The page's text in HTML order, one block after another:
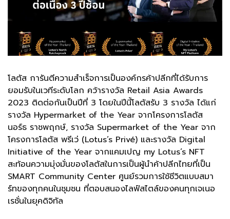
โลตัส การันตีความสำเร็จการเป็นองค์กรค้าปลีกที่ได้รับการ
ยอมรับในเวทีระดับโลก คว้ารางวัล Retail Asia Awards
2023 ติดต่อกันเป็นปีที่ 3 โดยในปีนี้โลตัสรับ 3 รางวัล ได้แก่
รางวัล Hypermarket of the Year จากโครงการโลตัส
นอร์ธ ราชพฤกษ์, รางวัล Supermarket of the Year จาก
โครงการโลตัส พรีเว่ (Lotus’s Privé) และรางวัล Digital
Initiative of the Year จากแคมเปญ my Lotus’s NFT
สะท้อนความมุ่งมั่นของโลตัสในการเป็นผู้นำค้าปลีกไทยที่เป็น
SMART Community Center ศูนย์รวมการใช้ชีวิตแบบสมา
ร์ทของทุกคนในชุมชน ที่ตอบสนองไลฟ์สไตล์ของคนทุกเจเนอ
เรชั่นในยุคดิจิทัล